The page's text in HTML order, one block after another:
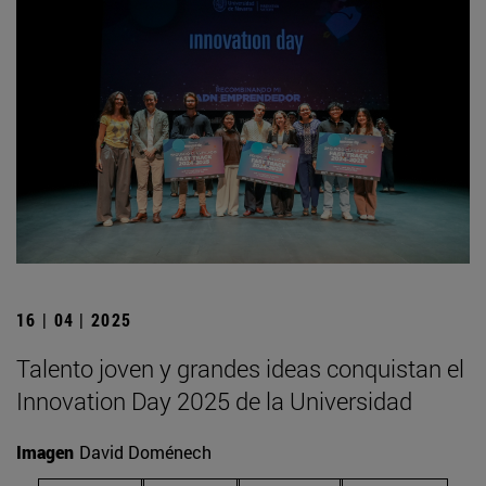
16 | 04 | 2025
Talento joven y grandes ideas conquistan el
Innovation Day 2025 de la Universidad
Imagen David Doménech